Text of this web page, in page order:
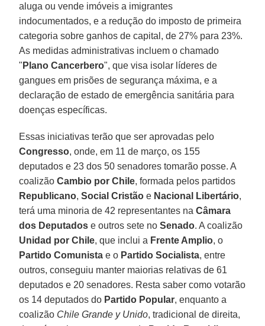
aluga ou vende imóveis a imigrantes
indocumentados, e a redução do imposto de primeira
categoria sobre ganhos de capital, de 27% para 23%.
As medidas administrativas incluem o chamado
" Plano Cancerbero", que visa isolar líderes de
gangues em prisões de segurança máxima, e a
declaração de estado de emergência sanitária para
doenças específicas.
Essas iniciativas terão que ser aprovadas pelo
Congresso, onde, em 11 de março, os 155
deputados e 23 dos 50 senadores tomarão posse. A
coalizãoCambio por Chile, formada pelos partidos
Republicano,Social Cristão e Nacional Libertário,
terá uma minoria de 42 representantes naCâmara
dos Deputados e outros sete noSenado. A coalizão
Unidad por Chile, que inclui a Frente Amplio, o
Partido Comunista e o Partido Socialista, entre
outros, conseguiu manter maiorias relativas de 61
deputados e 20 senadores. Resta saber como votarão
os 14 deputados do Partido Popular, enquanto a
coalizão Chile Grande y Unido, tradicional de direita,